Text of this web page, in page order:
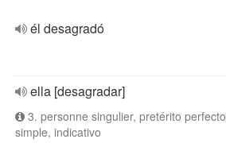
él desagradó
ella [desagradar]
3. personne singulier, pretérito perfecto
simple, indicativo